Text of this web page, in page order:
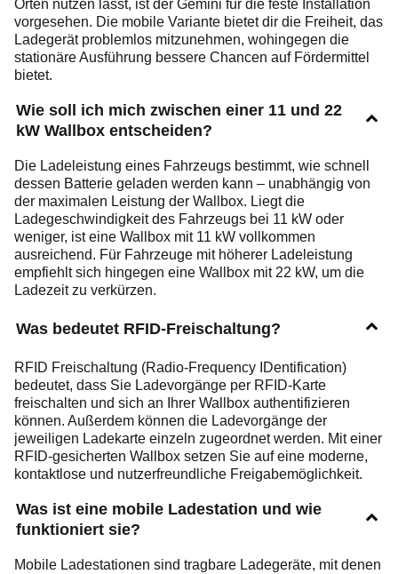
Orten nutzen lässt, ist der Gemini für die feste Installation
vorgesehen. Die mobile Variante bietet dir die Freiheit, das
Ladegerät problemlos mitzunehmen, wohingegen die
stationäre Ausführung bessere Chancen auf Fördermittel
bietet.
Wie soll ich mich zwischen einer 11 und 22
kW Wallbox entscheiden?
Die Ladeleistung eines Fahrzeugs bestimmt, wie schnell
dessen Batterie geladen werden kann – unabhängig von
der maximalen Leistung der Wallbox. Liegt die
Ladegeschwindigkeit des Fahrzeugs bei 11 kW oder
weniger, ist eine Wallbox mit 11 kW vollkommen
ausreichend. Für Fahrzeuge mit höherer Ladeleistung
empfiehlt sich hingegen eine Wallbox mit 22 kW, um die
Ladezeit zu verkürzen.
Was bedeutet RFID-Freischaltung?
RFID Freischaltung (Radio-Frequency IDentification)
bedeutet, dass Sie Ladevorgänge per RFID-Karte
freischalten und sich an Ihrer Wallbox authentifizieren
können. Außerdem können die Ladevorgänge der
jeweiligen Ladekarte einzeln zugeordnet werden. Mit einer
RFID-gesicherten Wallbox setzen Sie auf eine moderne,
kontaktlose und nutzerfreundliche Freigabemöglichkeit.
Was ist eine mobile Ladestation und wie
funktioniert sie?
Mobile Ladestationen sind tragbare Ladegeräte, mit denen